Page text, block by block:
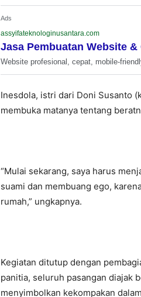
Ads
assyifateknologinusantara.com
Jasa Pembuatan Website
Website profesional, cepat, mobile-
Inesdola, istri dari Doni Susanto
membuka matanya tentang
“Mulai sekarang, saya harus
suami dan membuang ego,
rumah,” ungkapnya.
Kegiatan ditutup dengan
panitia, seluruh pasangan diajak
menyimbolkan kekompakan